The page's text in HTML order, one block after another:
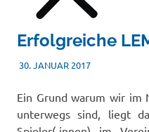
Erfolgreiche
30. JANUAR 2017TSVADMIN
SONSTIGES
Ein Grund warum wir im
unterwegs sind, liegt